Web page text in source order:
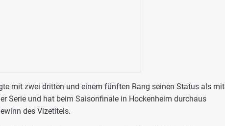
mit zwei dritten und einem fünften Rang seinen Status als mit
Serie und hat beim Saisonfinale in Hockenheim durchaus
des Vizetitels.